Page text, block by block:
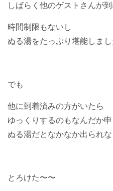
しばらく他のゲストさんが
時間制限もないし
ぬる湯をたっぷり堪能しま
でも
他に到着済みの方がいたら
ゆっくりするのもなんだか
ぬる湯だとなかなか出られ
とろけた〜〜